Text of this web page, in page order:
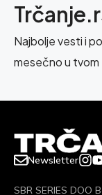
Najbolje vesti i
mesečno u tvom
Newsletter
SBR SERIES DOO